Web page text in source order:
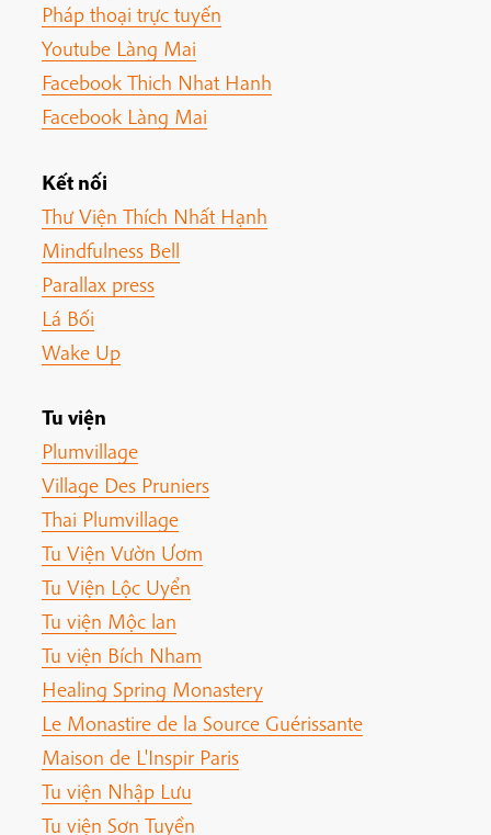
Pháp thoại trực tuyến
Youtube Làng Mai
Facebook Thich Nhat Hanh
Facebook Làng Mai
Kết nối
Thư Viện Thích Nhất Hạnh
Mindfulness Bell
Parallax press
Lá Bối
Wake Up
Tu viện
Plumvillage
Village Des Pruniers
Thai Plumvillage
Tu Viện Vườn Ươm
Tu Viện Lộc Uyển
Tu viện Mộc lan
Tu viện Bích Nham
Healing Spring Monastery
Le Monastire de la Source Guérissante
Maison de L'Inspir Paris
Tu viện Nhập Lưu
Tu viện Sơn Tuyền